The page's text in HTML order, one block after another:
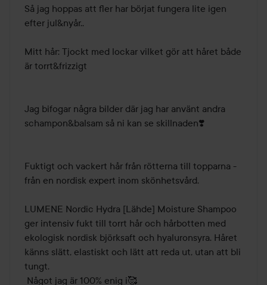
av
5
Så jag hoppas att fler har börjat fungera lite igen
efter jul&nyår..
Mitt hår: Tjockt med lockar vilket gör att håret både
är torrt&frizzigt
Jag bifogar några bilder där jag har använt andra
schampon&balsam så ni kan se skillnaden❣️
Fuktigt och vackert hår från rötterna till topparna -
från en nordisk expert inom skönhetsvård.
LUMENE Nordic Hydra [Lähde] Moisture Shampoo
ger intensiv fukt till torrt hår och hårbotten med
ekologisk nordisk björksaft och hyaluronsyra. Håret
känns slätt, elastiskt och lätt att reda ut, utan att bli
tungt.